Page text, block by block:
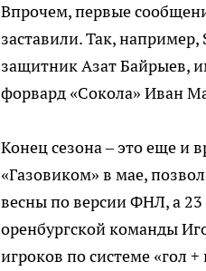
Впрочем, первые
заставили. Так, например,
защитник Азат Байрыев,
форвард «Сокола» Иван
Конец сезона – это еще и
«Газовиком» в мае,
весны по версии ФНЛ, а
оренбургской команды
игроков по системе «гол +